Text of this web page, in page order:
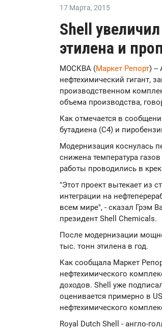
17 Марта, 2015
Shell
этилена и
МОСКВА (Маркет Репорт) --
нефтехимический гигант,
производственном
объема производства,
Как отмечается в
бутадиена (С4) и
Модернизация коснулась
снижена температура
работы проводились в
"Этот проект вытекает из
интеграции на
всем мире", - сказал Грэм
президент Shell Chemicals.
После модернизации
тыс. тонн этилена в год.
Как сообщала Маркет
нефтехимического
доходов. Shell уже
оценивается примерно в
нефтехимического
Royal Dutch Shell - англо-